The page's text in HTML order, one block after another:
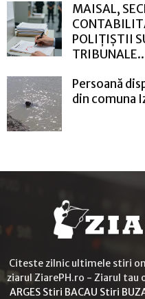
MAISAL,
POLIȚIȘTII
Persoană
din comuna
Citeste zilnic ultimele stiri
ziarul ZiarePH.ro - Ziarul tau
ARGES Stiri BACAU Stiri